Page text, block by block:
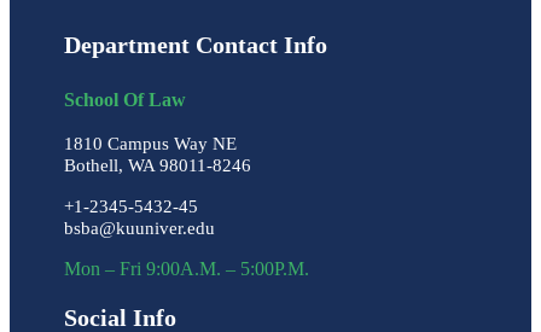
Department Contact Info
School Of Law
1810 Campus Way NE
Bothell, WA 98011-8246
+1-2345-5432-45
bsba@kuuniver.edu
Mon – Fri 9:00A.M. – 5:00P.M.
Social Info